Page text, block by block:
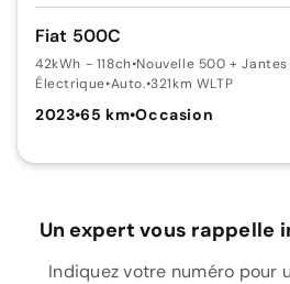
Fiat 500C
42kWh - 118ch•Nouvelle 500 + Jantes
Électrique•Auto.•321km WLTP
2023•65 km•Occasion
Un expert vous rappelle
Indiquez votre numéro pour